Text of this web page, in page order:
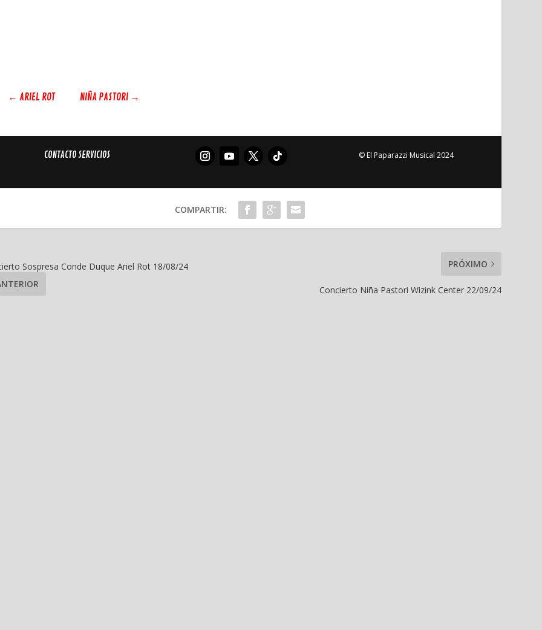
← ARIEL ROT NIÑA PASTORI→
CONTACTO SERVICIOS © El Paparazzi Musical 2024
COMPARTIR:
Sospresa Conde Duque Ariel Rot 18/08/24
PRÓXIMO
Concierto Niña Pastori Wizink Center 22/09/24